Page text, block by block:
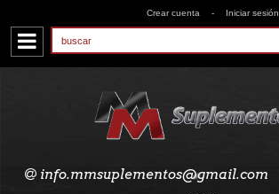
Crear cuenta - Iniciar sesión
info.mmsuplementos@gmail.com